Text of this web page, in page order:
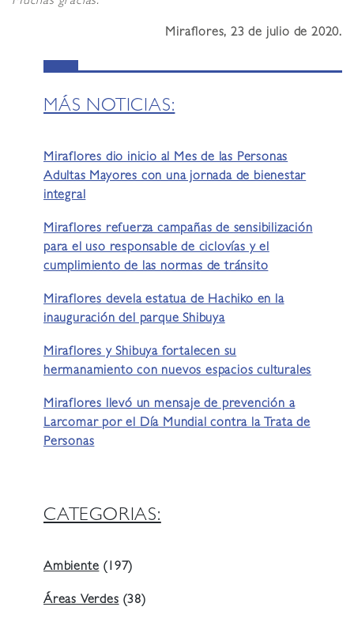
Miraflores, 23 de julio de 2020.
MÁS NOTICIAS:
Miraflores dio inicio al Mes de las Personas
Adultas Mayores con una jornada de bienestar
integral
Miraflores refuerza campañas de sensibilización
para el uso responsable de ciclovías y el
cumplimiento de las normas de tránsito
Miraflores devela estatua de Hachiko en la
inauguración del parque Shibuya
Miraflores y Shibuya fortalecen su
hermanamiento con nuevos espacios culturales
Miraflores llevó un mensaje de prevención a
Larcomar por el Día Mundial contra la Trata de
Personas
CATEGORIAS:
Ambiente (197)
Áreas Verdes (38)